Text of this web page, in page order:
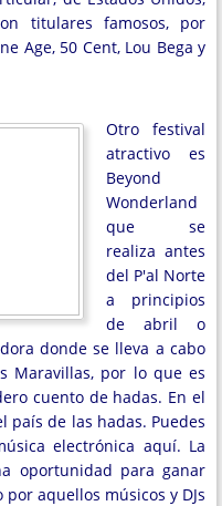
titulares famosos, por
Age, 50 Cent, Lou Bega y
Otro festival
atractivo es
Beyond
Wonderland
que se
realiza antes
del P'al Norte
a principios
de abril o
donde se lleva a cabo
Maravillas, por lo que es
cuento de hadas. En el
país de las hadas. Puedes
electrónica aquí. La
oportunidad para ganar
aquellos músicos y DJs